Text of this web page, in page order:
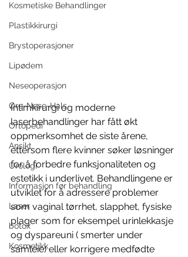
Kosmetiske Behandlinger
Plastikkirurgi
Brystoperasjoner
Lipødem
Neseoperasjon
Øre-Nese-Hals
Ortopedi
Ansikt
Urologi
Informasjon før behandling
Laser
botox
Kosmetikk
Intimkirurgi og moderne
laserbehandlinger har fått økt
oppmerksomhet de siste årene,
ettersom flere kvinner søker løsninger
for å forbedre funksjonaliteten og
estetikk i underlivet. Behandlingene er
utviklet for å adressere problemer
som vaginal tørrhet, slapphet, fysiske
plager som for eksempel urinlekkasje
og dyspareuni ( smerter under
samleie) eller korrigere medfødte